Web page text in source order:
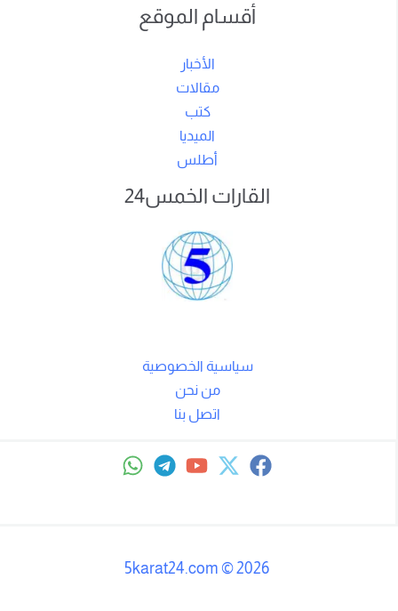
أقسام الموقع
الأخبار
مقالات
كتب
الميديا
أطلس
القارات الخمس24
سياسية الخصوصية
من نحن
اتصل بنا
©
5karat24.com